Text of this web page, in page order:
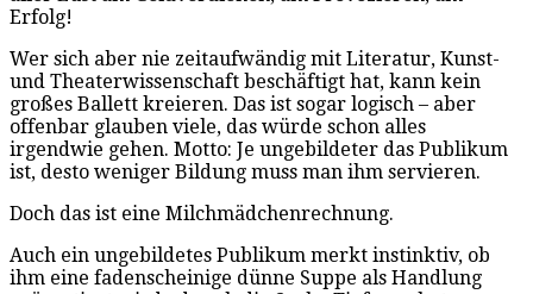
Erfolg!
Wer sich aber nie zeitaufwändig mit Literatur, Kunst-
und Theaterwissenschaft beschäftigt hat, kann kein
großes Ballett kreieren. Das ist sogar logisch – aber
offenbar glauben viele, das würde schon alles
irgendwie gehen. Motto: Je ungebildeter das Publikum
ist, desto weniger Bildung muss man ihm servieren.
Doch das ist eine Milchmädchenrechnung.
Auch ein ungebildetes Publikum merkt instinktiv, ob
ihm eine fadenscheinige dünne Suppe als Handlung